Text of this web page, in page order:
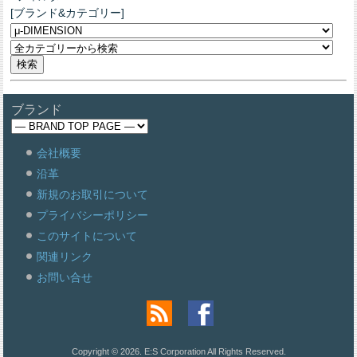
[ブランド&カテゴリー]
ブランド
会社概要
沿革
新規のお取引について
プライバシーポリシー
このサイトについて
関連リンク
お問い合せ
Copyright © 2026. E:S Corporation All Rights Reserved.